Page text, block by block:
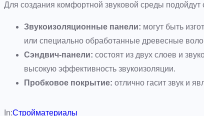
Для создания комфортной звуковой среды
Звукоизоляционные панели: могут быть
или специально обработанные древесные
Сэндвич-панели: состоят из двух слоев и
высокую эффективность звукоизоляции.
Пробковое покрытие: отлично гасит звук и
In:Стройматериалы